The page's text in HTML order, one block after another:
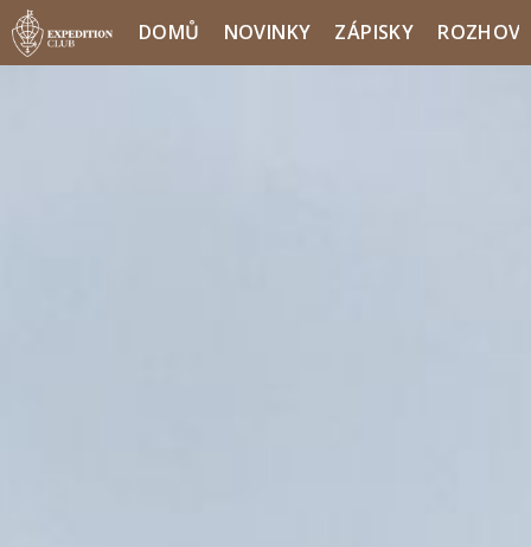
DOMŮ NOVINKY ZÁPISKY